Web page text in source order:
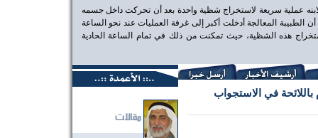
عملية سريعة لاستخراج شظية واحدة بعد أن تحركت داخل جسمه
المعالجة أدخلت أكبر إلى غرفة العمليات عند نحو الساعة
هذه الشظية، حيث تمكنت من ذلك في تمام الساعة الحادية
باللائحة في الاستجواب